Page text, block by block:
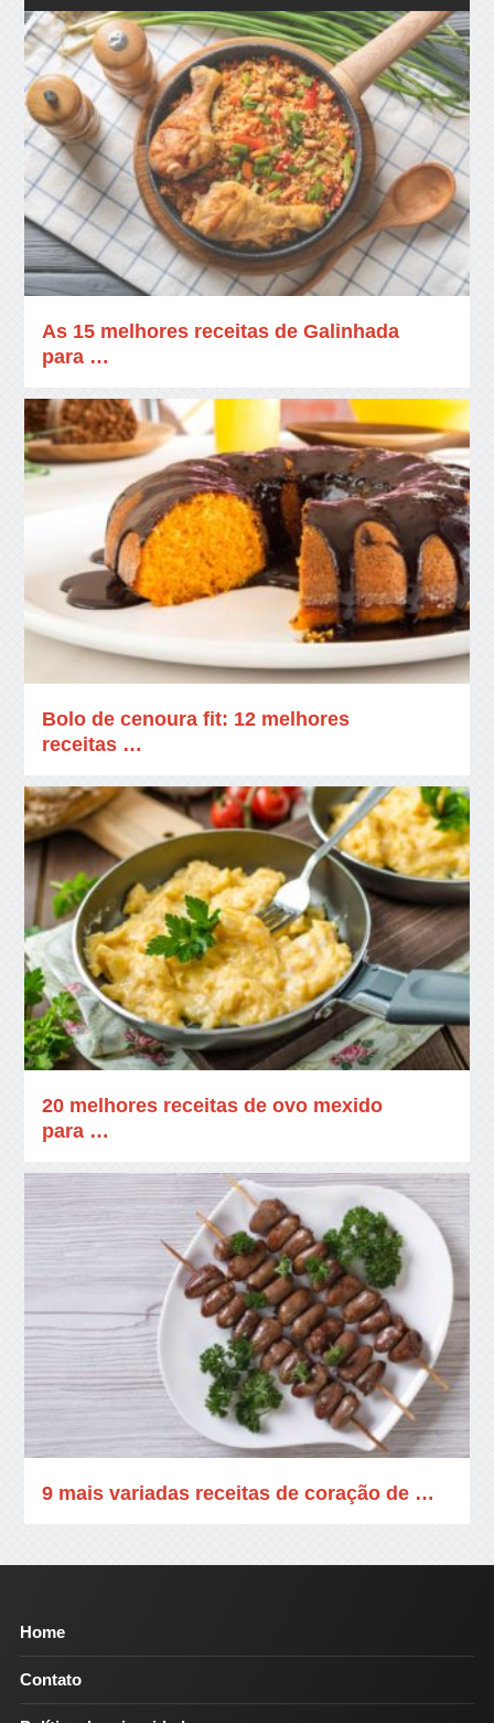
As 15 melhores receitas de Galinhada
para …
Bolo de cenoura fit: 12 melhores
receitas …
20 melhores receitas de ovo mexido
para …
9 mais variadas receitas de coração de …
Home
Contato